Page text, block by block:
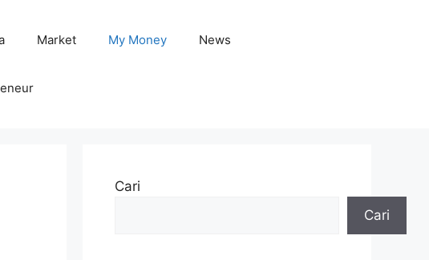
Market My Money News
Cari
Cari